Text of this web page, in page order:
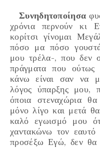
Συνηδητοποίησα
χρόνια περνούν κι
κορίτσι γίνομαι
πόσο μα πόσο
μου τρέλα-, που δεν
πράγματα που
κάνω είναι σαν να
λόγος ύπαρξης μου,
όποια στεναχώρια
μόνο λίγο και μετά
καλό εγωισμό μου
χαντακώνω τον
προσέξω Εγώ, δεν θα